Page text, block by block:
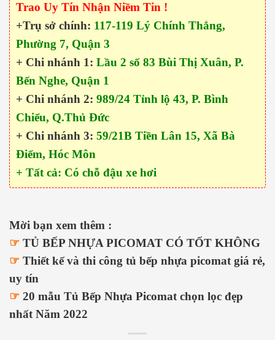
Trao Uy Tín Nhận Niềm Tin !
+Trụ sở chính: 117-119 Lý Chính Thắng,
Phường 7, Quận 3
+ Chi nhánh 1: Lầu 2 số 83 Bùi Thị Xuân, P.
Bến Nghe, Quận 1
+ Chi nhánh 2: 989/24 Tỉnh lộ 43, P. Bình
Chiểu, Q.Thủ Đức
+ Chi nhánh 3: 59/21B Tiền Lân 15, Xã Bà
Điểm, Hóc Môn
+ Tất cả: Có chỗ đậu xe hơi
Mời bạn xem thêm :
☞ TỦ BẾP NHỰA PICOMAT CÓ TỐT KHÔNG
☞ Thiết kế và thi công tủ bếp nhựa picomat giá rẻ,
uy tín
☞ 20 mẫu Tủ Bếp Nhựa Picomat chọn lọc đẹp
nhất Năm 2022